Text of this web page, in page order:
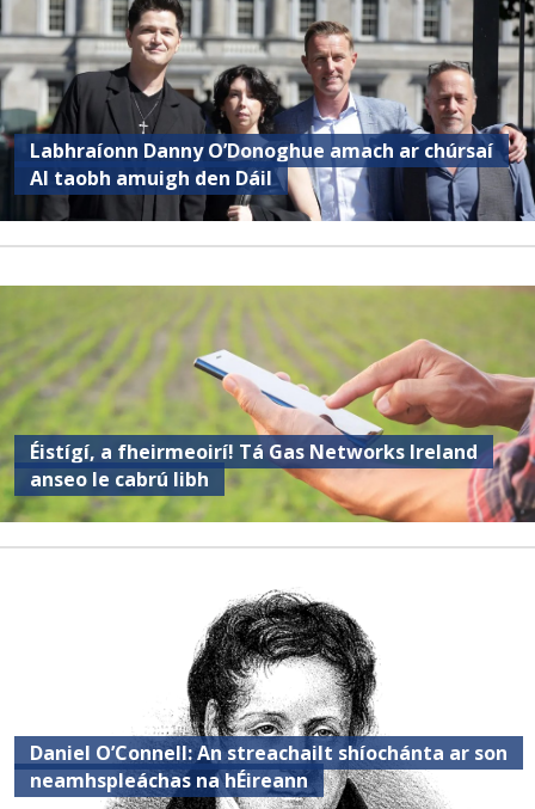
Labhraíonn Danny O’Donoghue amach ar chúrsaí
AI taobh amuigh den Dáil
Éistígí, a fheirmeoirí! Tá Gas Networks Ireland
anseo le cabrú libh
Daniel O’Connell: An streachailt shíochánta ar son
neamhspleáchas na hÉireann